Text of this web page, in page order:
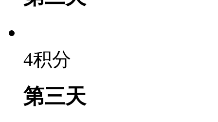
4积分
第三天